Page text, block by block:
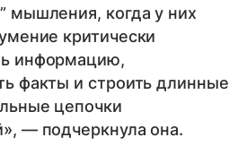
мышления, когда у них
критически
информацию,
факты и строить длинные
цепочки
— подчеркнула она.